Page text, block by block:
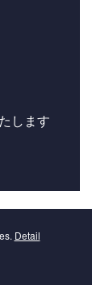
します
Detail